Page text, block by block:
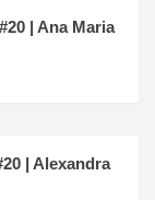
| Ana Maria
| Alexandra